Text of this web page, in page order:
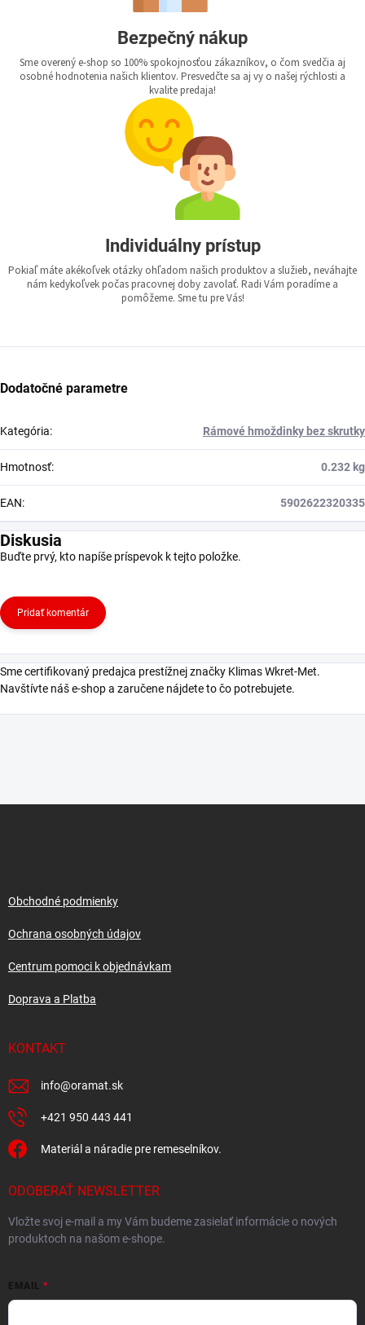
Bezpečný nákup
Sme overený e-shop so 100% spokojnosťou zákazníkov, o čom svedčia aj
osobné hodnotenia našich klientov. Presvedčte sa aj vy o našej rýchlosti a
kvalite predaja!
Individuálny prístup
Pokiaľ máte akékoľvek otázky ohľadom našich produktov a služieb, neváhajte
nám kedykoľvek počas pracovnej doby zavolať. Radi Vám poradíme a
pomôžeme. Sme tu pre Vás!
Dodatočné parametre
Kategória: Rámové hmoždinky bez skrutky
Hmotnosť: 0.232 kg
EAN: 5902622320335
Diskusia
Buďte prvý, kto napíše príspevok k tejto položke.
Pridať komentár
Sme certifikovaný predajca prestížnej značky Klimas Wkret-Met.
Navštívte náš e-shop a zaručene nájdete to čo potrebujete.
Obchodné podmienky
Ochrana osobných údajov
Centrum pomoci k objednávkam
Doprava a Platba
KONTAKT
info@oramat.sk
+421 950 443 441
Materiál a náradie pre remeselníkov.
ODOBERAŤ NEWSLETTER
Vložte svoj e-mail a my Vám budeme zasielať informácie o nových
produktoch na našom e-shope.
EMAIL